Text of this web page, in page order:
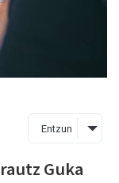
Entzun
Guka